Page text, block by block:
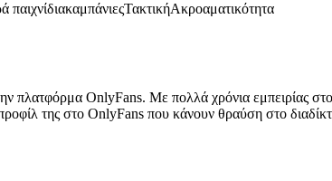
παιχνίδιακαμπάνιεςΤακτικήΑκροαματικότητα
πλατφόρμα OnlyFans. Με πολλά χρόνια εμπειρίας
της στο OnlyFans που κάνουν θραύση στο